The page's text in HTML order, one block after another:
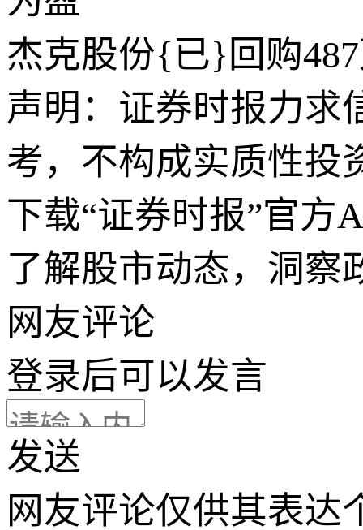
杰克股份{已}回购
声明：证券时报力求
考，不构成实质性投
下载“证券时报”官方
了解股市动态，洞察
网友评论
登录后可以发言
发送
网友评论仅供其表达